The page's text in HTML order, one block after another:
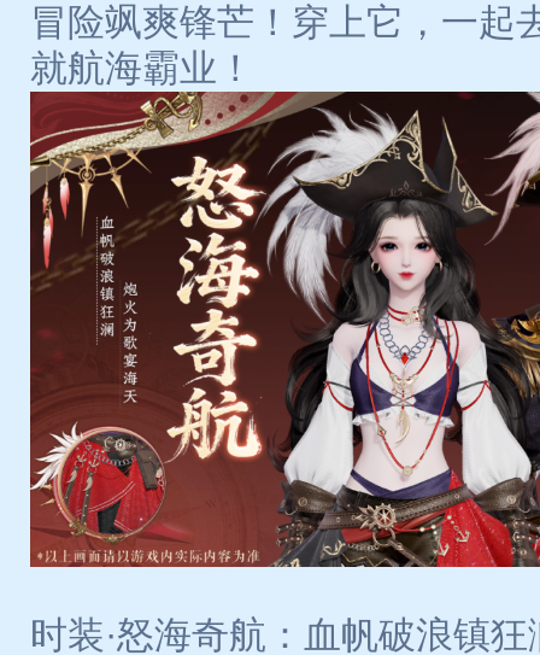
冒险飒爽锋芒！穿上它，一起
就航海霸业！
时装·怒海奇航：血帆破浪镇